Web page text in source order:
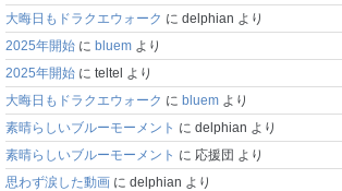
大晦日もドラクエウォーク に delphian より
2025年開始 に bluem より
2025年開始 に teltel より
大晦日もドラクエウォーク に bluem より
素晴らしいブルーモーメント に delphian より
素晴らしいブルーモーメント に 応援団 より
思わず涙した動画 に delphian より